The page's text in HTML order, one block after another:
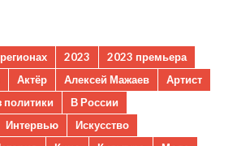
2023
2023 премьера
Актёр Алексей Мажаев
Артист
политики
В России
Интервью
Искусство